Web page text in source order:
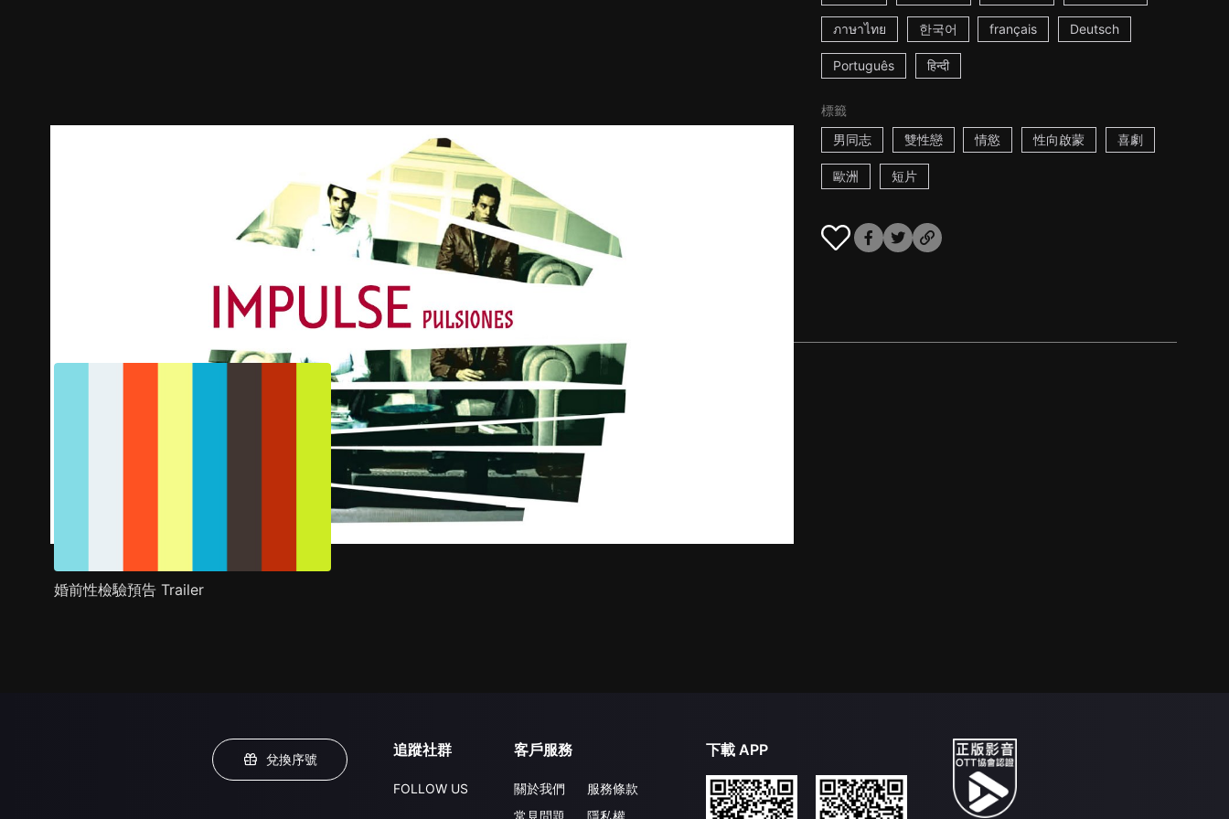
ภาษาไทย 한국어 français Deutsch
Português हिन्दी
標籤
男同志
雙性戀 情慾 性向啟蒙 喜劇
歐洲 短片
劇情介紹
婚前性檢驗預告 Trailer
兌換序號
追蹤社群
FOLLOW US
客戶服務
關於我們
常見問題
服務條款
隱私權
下載 APP